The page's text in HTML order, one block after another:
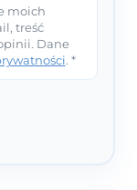
moich
treść
Dane
. *